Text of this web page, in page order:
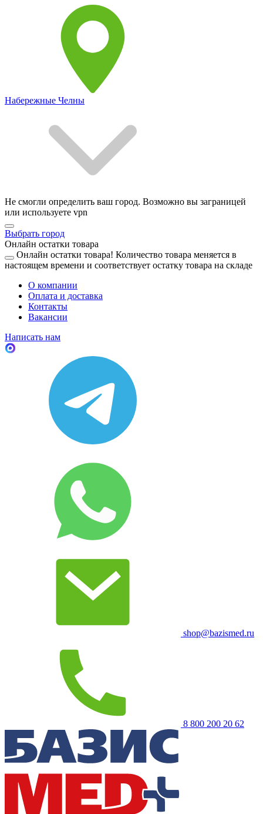
Набережные Челны
Не смогли определить ваш город. Возможно вы заграницей
или используете vpn
Выбрать город
Онлайн остатки товара
Онлайн остатки товара! Количество товара меняется в
настоящем времени и соответствует остатку товара на складе
О компании
Оплата и доставка
Контакты
Вакансии
Написать нам
shop@bazismed.ru
8 800 200 20 62